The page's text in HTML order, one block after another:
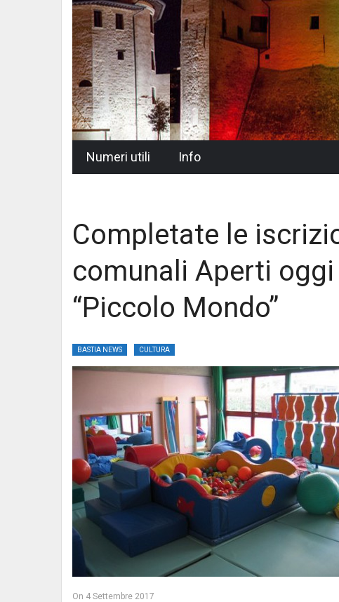
Numeri utili Info
Completate le
comunali Aperti oggi
“Piccolo Mondo”
BASTIA NEWS CULTURA
On 4 Settembre 2017